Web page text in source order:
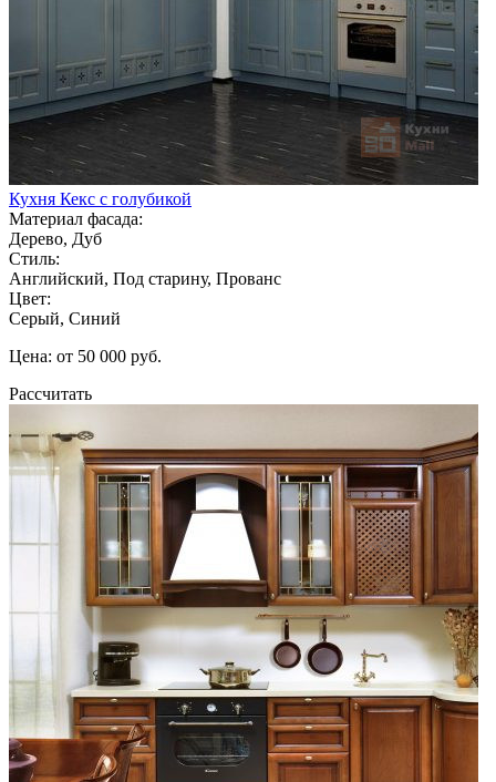
Кухня Кекс с голубикой
Материал фасада:
Дерево, Дуб
Стиль:
Английский, Под старину, Прованс
Цвет:
Серый, Синий
Цена: от 50 000 руб.
Рассчитать